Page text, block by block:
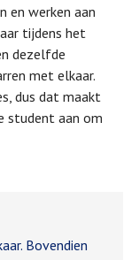
en werken aan
tijdens het
dezelfde
met elkaar.
dus dat maakt
student aan om
Bovendien